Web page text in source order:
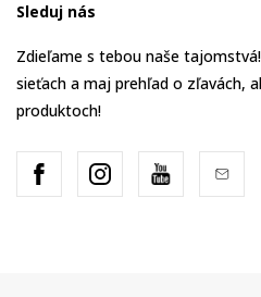
Sleduj nás
Zdieľame s tebou naše
sieťach a maj prehľad o zľavách,
produktoch!